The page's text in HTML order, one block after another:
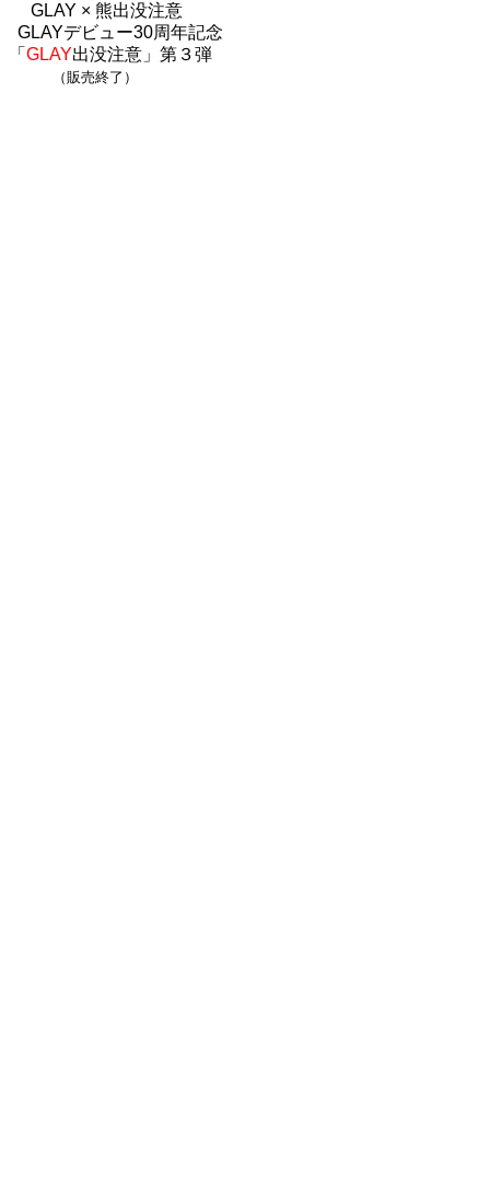
GLAY × 熊出没注意
GLAYデビュー30周年記念
「 GLAY出没注意」第３弾
（販売終了）